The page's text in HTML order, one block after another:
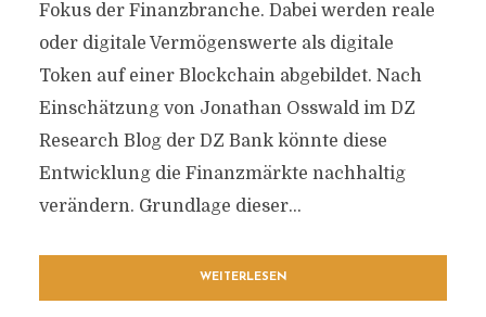
Fokus der Finanzbranche. Dabei werden reale
oder digitale Vermögenswerte als digitale
Token auf einer Blockchain abgebildet. Nach
Einschätzung von Jonathan Osswald im DZ
Research Blog der DZ Bank könnte diese
Entwicklung die Finanzmärkte nachhaltig
verändern. Grundlage dieser...
WEITERLESEN